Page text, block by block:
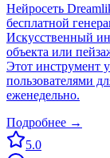
Нейросеть
бесплатной
Искусственный
объекта или
Этот инструмент
пользователями
еженедельно.
Подробнее →
5.0